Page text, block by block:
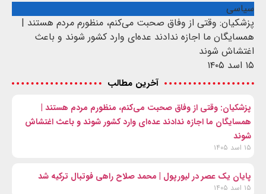
سیاسی
پزشکیان: وقتی از وفاق صحبت می‌کنم، منظورم مردم هستند |
همسایگان ما اجازه ندادند عده‌ای وارد کشور شوند و باعث
اغتشاش شوند
۱۵ اسد ۱۴۰۵
آخرین مطالب
پزشکیان: وقتی از وفاق صحبت می‌کنم، منظورم مردم هستند |
همسایگان ما اجازه ندادند عده‌ای وارد کشور شوند و باعث اغتشاش
شوند
۱۵ اسد ۱۴۰۵
پایان یک عصر در لیورپول | محمد صلاح راهی فوتبال ترکیه شد
۱۵ اسد ۱۴۰۵